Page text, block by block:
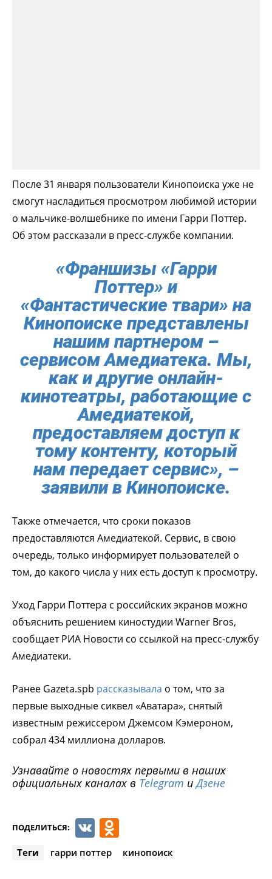
После 31 января пользователи Кинопоиска уже не
смогут насладиться просмотром любимой истории
о мальчике-волшебнике по имени Гарри Поттер.
Об этом рассказали в пресс-службе компании.
«Франшизы «Гарри
Поттер» и
«Фантастические твари» на
Кинопоиске представлены
нашим партнером –
сервисом Амедиатека. Мы,
как и другие онлайн-
кинотеатры, работающие с
Амедиатекой,
предоставляем доступ к
тому контенту, который
нам передает сервис», –
заявили в Кинопоиске.
Также отмечается, что сроки показов
предоставляются Амедиатекой. Сервис, в свою
очередь, только информирует пользователей о
том, до какого числа у них есть доступ к просмотру.
Уход Гарри Поттера с российских экранов можно
объяснить решением киностудии Warner Bros,
сообщает РИА Новости со ссылкой на пресс-службу
Амедиатеки.
Ранее Gazeta.spb рассказывала о том, что за
первые выходные сиквел «Аватара», снятый
известным режиссером Джемсом Кэмероном,
собрал 434 миллиона долларов.
Узнавайте о новостях первыми в наших
официальных каналах в Telegram иДзене
ПОДЕЛИТЬСЯ: VK
Теги гарри поттер кинопоиск